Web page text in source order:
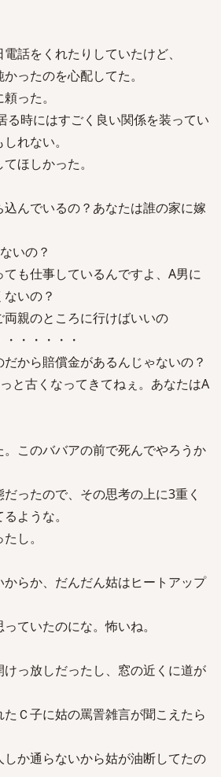
話をくれたりしていたけど、
ったのを心配してた。
った。
る時にはすごく良い関係を装ってい
れない。
ほしかった。
んでいるの？あなたは誰の家に嫁
いの？
も仕事しているんですよ、A男に
いの？
親のところに行けばいいの
・・・・・
から賠償金があるんじゃないの？
と古くなってきてねぇ。あなたはA
このババアの前で死んでやろうか
ったので、その思考の上に3重く
ような。
し。
らか、だんだん姑はヒートアップ
ていたのにな。怖いね。
っ放しだったし、窓の近くに道が
Ｃ子に姑の罵詈雑言が聞こえたら
か通らないから姑が油断してたの